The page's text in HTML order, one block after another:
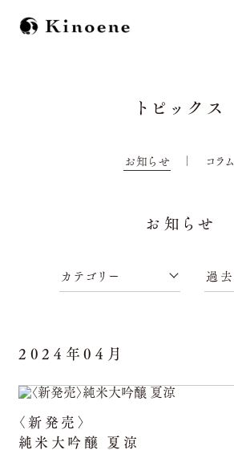
トピックス
お知らせ コラム
お知らせ
2024年04月
〈新発売〉
純米大吟醸 夏涼